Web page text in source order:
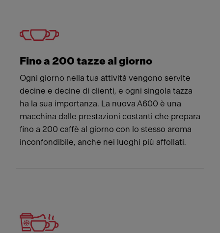
Fino a 200 tazze al giorno
Ogni giorno nella tua attività vengono servite
decine e decine di clienti, e ogni singola tazza
ha la sua importanza. La nuova A600 è una
macchina dalle prestazioni costanti che prepara
fino a 200 caffè al giorno con lo stesso aroma
inconfondibile, anche nei luoghi più affollati.